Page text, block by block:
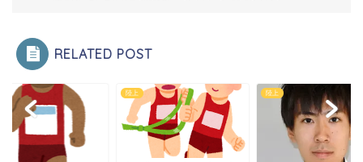
RELATED POST
陸上 陸上